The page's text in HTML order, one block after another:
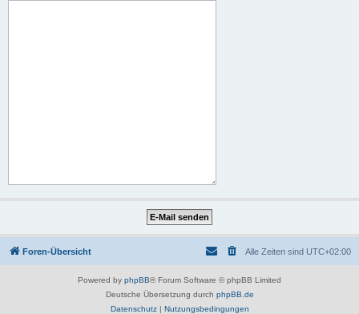
Foren-Übersicht Alle Zeiten sind UTC+02:00
Powered by phpBB® Forum Software © phpBB Limited
Deutsche Übersetzung durch phpBB.de
Datenschutz| Nutzungsbedingungen